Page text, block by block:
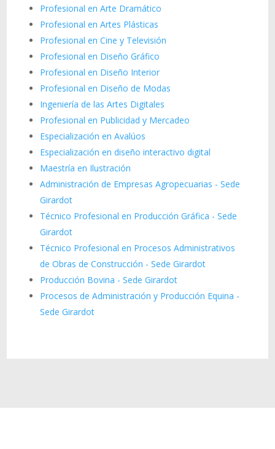
Profesional en Arte Dramático
Profesional en Artes Plásticas
Profesional en Cine y Televisión
Profesional en Diseño Gráfico
Profesional en Diseño Interior
Profesional en Diseño de Modas
Ingeniería de las Artes Digitales
Profesional en Publicidad y Mercadeo
Especialización en Avalúos
Especialización en diseño interactivo digital
Maestría en Ilustración
Administración de Empresas Agropecuarias - Sede
Girardot
Técnico Profesional en Producción Gráfica - Sede
Girardot
Técnico Profesional en Procesos Administrativos
de Obras de Construcción - Sede Girardot
Producción Bovina - Sede Girardot
Procesos de Administración y Producción Equina -
Sede Girardot